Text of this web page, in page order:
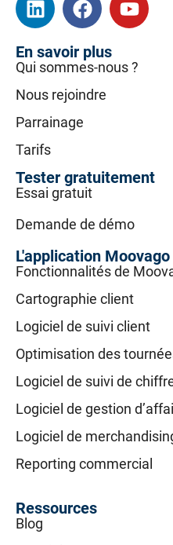
En savoir plus
Qui sommes-nous ?
Nous rejoindre
Parrainage
Tarifs
Tester gratuitement
Essai gratuit
Demande de démo
L'application Moovago
Fonctionnalités de
Cartographie client
Logiciel de suivi client
Optimisation des
Logiciel de suivi de
Logiciel de gestion
Logiciel de
Reporting commercial
Ressources
Blog